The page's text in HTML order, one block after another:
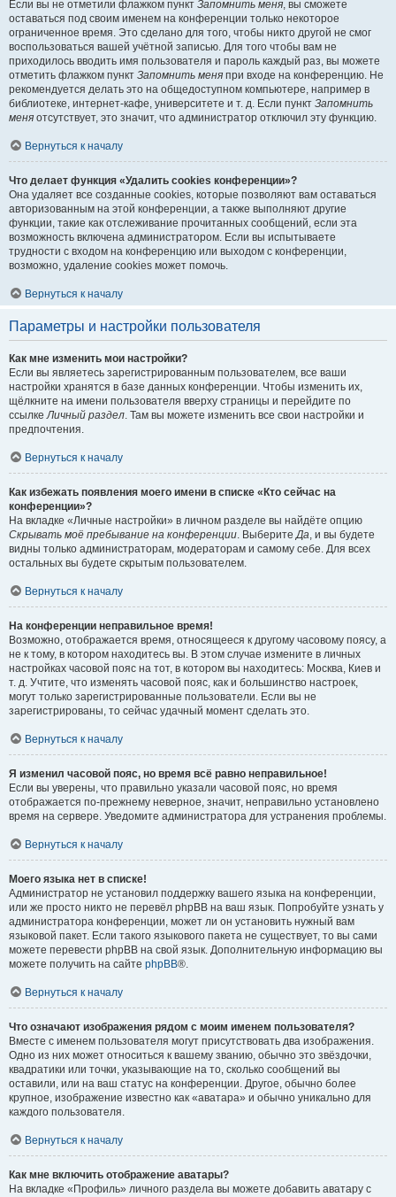
Если вы не отметили флажком пункт Запомнить меня, вы сможете
оставаться под своим именем на конференции только некоторое
ограниченное время. Это сделано для того, чтобы никто другой не смог
воспользоваться вашей учётной записью. Для того чтобы вам не
приходилось вводить имя пользователя и пароль каждый раз, вы можете
отметить флажком пункт Запомнить меня при входе на конференцию. Не
рекомендуется делать это на общедоступном компьютере, например в
библиотеке, интернет-кафе, университете и т. д. Если пункт Запомнить
меня отсутствует, это значит, что администратор отключил эту функцию.
Вернуться к началу
Что делает функция «Удалить cookies конференции»?
Она удаляет все созданные cookies, которые позволяют вам оставаться
авторизованным на этой конференции, а также выполняют другие
функции, такие как отслеживание прочитанных сообщений, если эта
возможность включена администратором. Если вы испытываете
трудности с входом на конференцию или выходом с конференции,
возможно, удаление cookies может помочь.
Вернуться к началу
Параметры и настройки пользователя
Как мне изменить мои настройки?
Если вы являетесь зарегистрированным пользователем, все ваши
настройки хранятся в базе данных конференции. Чтобы изменить их,
щёлкните на имени пользователя вверху страницы и перейдите по
ссылкеЛичный раздел. Там вы можете изменить все свои настройки и
предпочтения.
Вернуться к началу
Как избежать появления моего имени в списке «Кто сейчас на
конференции»?
На вкладке «Личные настройки» в личном разделе вы найдёте опцию
Скрывать моё пребывание на конференции. ВыберитеДа, и вы будете
видны только администраторам, модераторам и самому себе. Для всех
остальных вы будете скрытым пользователем.
Вернуться к началу
На конференции неправильное время!
Возможно, отображается время, относящееся к другому часовому поясу, а
не к тому, в котором находитесь вы. В этом случае измените в личных
настройках часовой пояс на тот, в котором вы находитесь: Москва, Киев и
т. д. Учтите, что изменять часовой пояс, как и большинство настроек,
могут только зарегистрированные пользователи. Если вы не
зарегистрированы, то сейчас удачный момент сделать это.
Вернуться к началу
Я изменил часовой пояс, но время всё равно неправильное!
Если вы уверены, что правильно указали часовой пояс, но время
отображается по-прежнему неверное, значит, неправильно установлено
время на сервере. Уведомите администратора для устранения проблемы.
Вернуться к началу
Моего языка нет в списке!
Администратор не установил поддержку вашего языка на конференции,
или же просто никто не перевёл phpBB на ваш язык. Попробуйте узнать у
администратора конференции, может ли он установить нужный вам
языковой пакет. Если такого языкового пакета не существует, то вы сами
можете перевести phpBB на свой язык. Дополнительную информацию вы
можете получить на сайте phpBB®.
Вернуться к началу
Что означают изображения рядом с моим именем пользователя?
Вместе с именем пользователя могут присутствовать два изображения.
Одно из них может относиться к вашему званию, обычно это звёздочки,
квадратики или точки, указывающие на то, сколько сообщений вы
оставили, или на ваш статус на конференции. Другое, обычно более
крупное, изображение известно как «аватара» и обычно уникально для
каждого пользователя.
Вернуться к началу
Как мне включить отображение аватары?
На вкладке «Профиль» личного раздела вы можете добавить аватару с